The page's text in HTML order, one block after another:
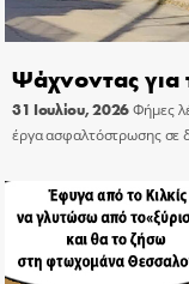
Ψάχνοντας
31 Ιουλίου, 2026Φήμες
έργα ασφαλτόστρωσης σε